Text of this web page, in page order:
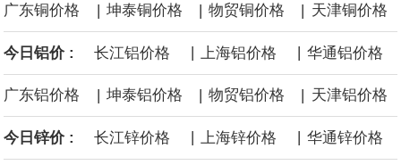
面战舰项目之一。 根据CBO的初步估算，首舰造价约234亿美元，
后续14艘平均每艘约180亿美元。
黄金价格有望录得自今年1月以来最大单周涨幅。油价走弱为金价提
供支撑，同时投资者正等待美国非农就业数据，以寻找美国利率前
广东铜价格 | 坤泰铜价格 | 物贸铜价格 | 天津铜价格
今日铝价 : 长江铝价格 上海铝价格 华通铝价格
广东铝价格 | 坤泰铝价格 | 物贸铝价格 | 天津铝价格
今日锌价 : 长江锌价格 上海锌价格 华通锌价格